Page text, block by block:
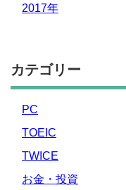
2017年
カテゴリー
PC
TOEIC
TWICE
お金・投資